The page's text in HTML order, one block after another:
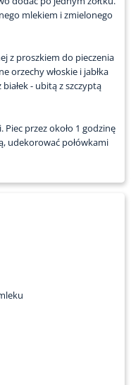
mlekiem i zmielonego
z proszkiem do pieczenia
orzechy włoskie i jabłka
- ubitą z szczyptą
Piec przez około 1 godzinę
udekorować połówkami